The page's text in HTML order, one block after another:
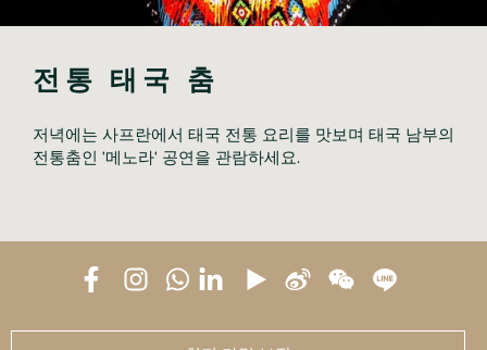
전통 태국 춤
저녁에는 사프란에서 태국 전통 요리를 맛보며 태국 남부의
전통춤인 '메노라' 공연을 관람하세요.